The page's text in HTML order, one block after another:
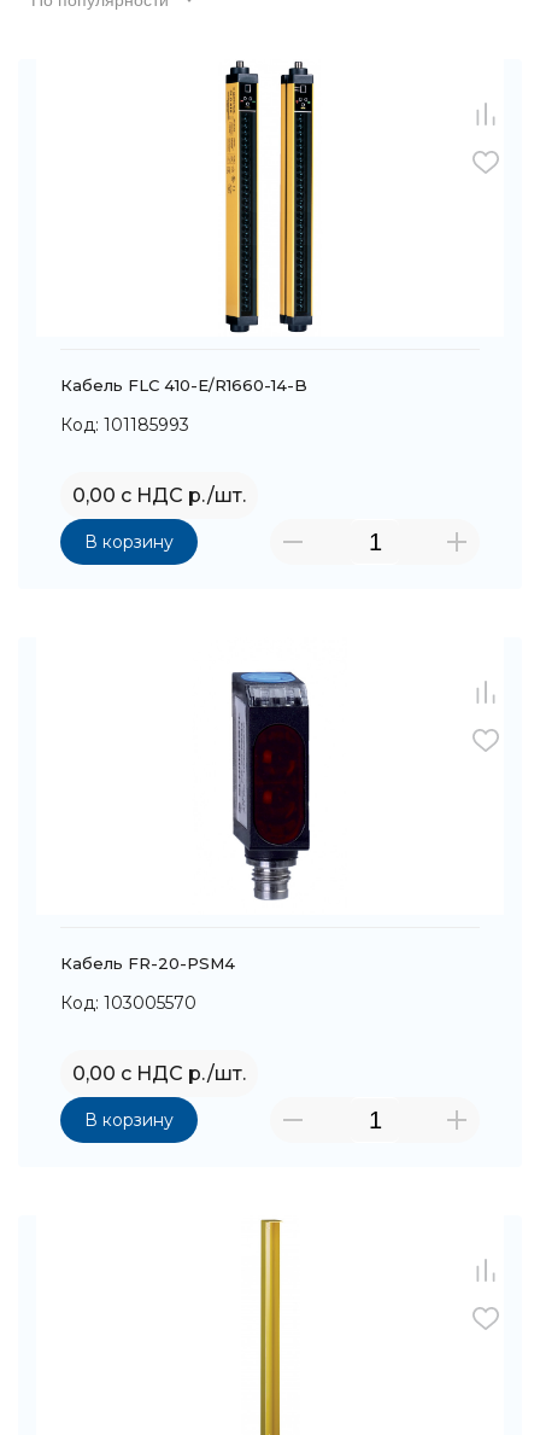
Кабель FLC 410-E/R1660-14-B
Код: 101185993
0,00 с НДС р./шт.
В корзину
Кабель FR-20-PSM4
Код: 103005570
0,00 с НДС р./шт.
В корзину